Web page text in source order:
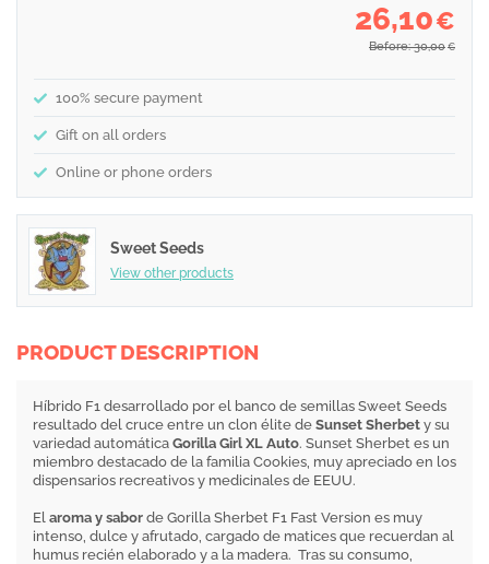
26,10€
Before: 30,00 €
100% secure payment
Gift on all orders
Online or phone orders
Sweet Seeds
View other products
PRODUCT DESCRIPTION
Híbrido F1 desarrollado por el banco de semillas Sweet Seeds
resultado del cruce entre un clon élite de Sunset Sherbet y su
variedad automática Gorilla Girl XL Auto. Sunset Sherbet es un
miembro destacado de la familia Cookies, muy apreciado en los
dispensarios recreativos y medicinales de EEUU.
El aroma y sabor de Gorilla Sherbet F1 Fast Version es muy
intenso, dulce y afrutado, cargado de matices que recuerdan al
humus recién elaborado y a la madera. Tras su consumo,